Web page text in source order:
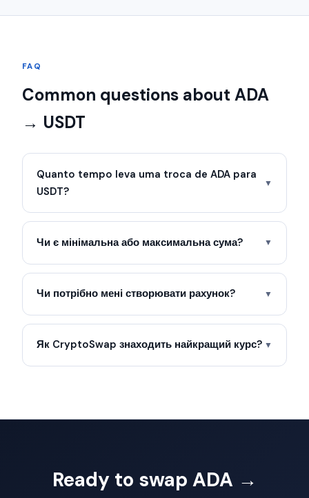
FAQ
Common questions about ADA
→ USDT
Quanto tempo leva uma troca de ADA para
USDT?
▼
Чи є мінімальна або максимальна сума? ▼
Чи потрібно мені створювати рахунок? ▼
Як CryptoSwap знаходить найкращий курс? ▼
Ready to swap ADA →